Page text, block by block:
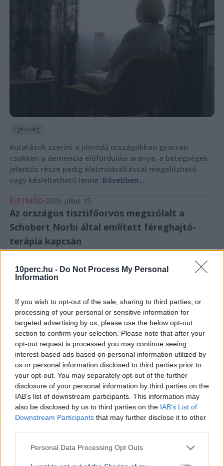
10perc.hu - Do Not Process My Personal
Information
If you wish to opt-out of the sale, sharing to third parties, or
processing of your personal or sensitive information for
targeted advertising by us, please use the below opt-out
section to confirm your selection. Please note that after your
opt-out request is processed you may continue seeing
interest-based ads based on personal information utilized by
us or personal information disclosed to third parties prior to
your opt-out. You may separately opt-out of the further
disclosure of your personal information by third parties on the
IAB’s list of downstream participants. This information may
also be disclosed by us to third parties on the IAB’s List of
Downstream Participants that may further disclose it to other
Personal Data Processing Opt Outs
Egészség
Kutatások szerint a jómódú országokban gyorsan
csökken a demencia előfordulási aránya, a betegségek
jelentős része pedig életmódváltással megelőzhető
vagy késleltethető lenne. Bővebben...
ÉLETMÓD 2026. július 15.
Az országos tisztifőorvos megszólalt a
Schobert Norbi által említett féreghajtó-
terápia kapcsán
Tisztifőorvos
az állatgyógyászati féreghajtók emberi